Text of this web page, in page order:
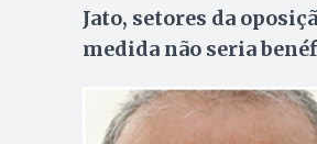
Jato, setores da
medida não seria